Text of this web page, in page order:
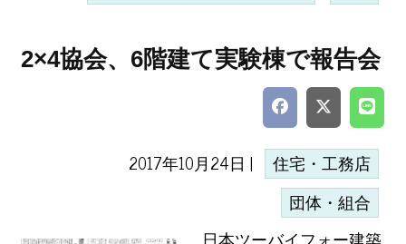
2×4協会、6階建て実験棟で報告会
2017年10月24日 | 住宅・工務店
団体・組合
日本ツーバイフォー建築